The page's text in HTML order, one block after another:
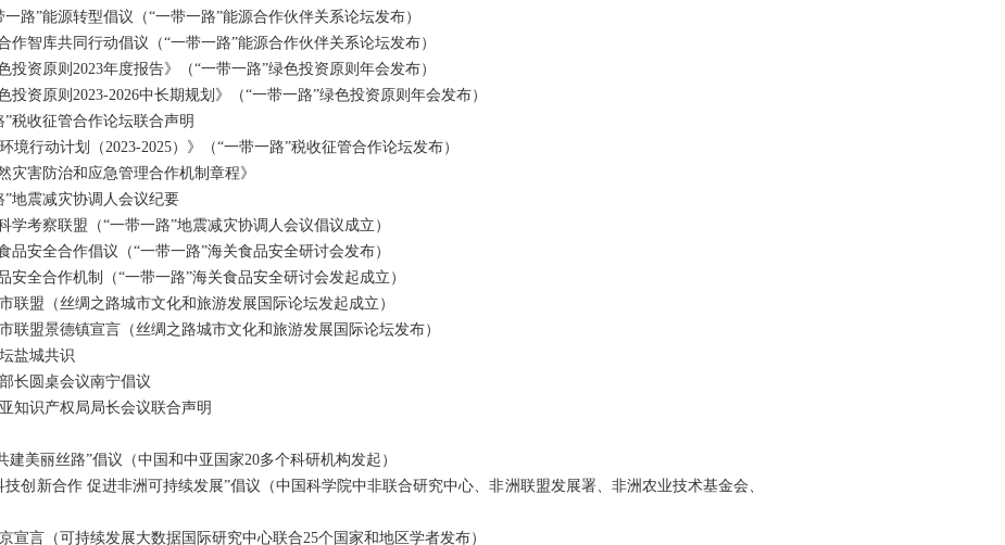
”能源转型倡议（“一带一路”能源合作伙伴关系论坛发布）
智库共同行动倡议（“一带一路”能源合作伙伴关系论坛发布）
资原则2023年度报告》（“一带一路”绿色投资原则年会发布）
资原则2023-2026中长期规划》（“一带一路”绿色投资原则年会发布）
收征管合作论坛联合声明
行动计划（2023-2025）》（“一带一路”税收征管合作论坛发布）
害防治和应急管理合作机制章程》
震减灾协调人会议纪要
考察联盟（“一带一路”地震减灾协调人会议倡议成立）
安全合作倡议（“一带一路”海关食品安全研讨会发布）
全合作机制（“一带一路”海关食品安全研讨会发起成立）
盟（丝绸之路城市文化和旅游发展国际论坛发起成立）
盟景德镇宣言（丝绸之路城市文化和旅游发展国际论坛发布）
盐城共识
圆桌会议南宁倡议
识产权局局长会议联合声明
美丽丝路”倡议（中国和中亚国家20多个科研机构发起）
新合作 促进非洲可持续发展”倡议（中国科学院中非联合研究中心、非洲联盟发展署、非洲农业技术基金会、
言（可持续发展大数据国际研究中心联合25个国家和地区学者发布）